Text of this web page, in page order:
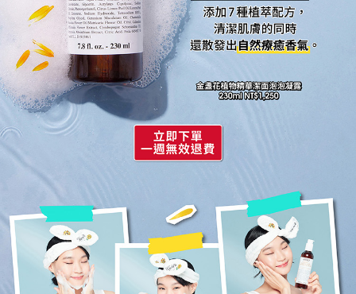
添加7種植萃配方，
清潔肌膚的同時
還散發出自然療癒香氣。